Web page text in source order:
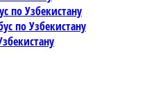
по Узбекистану
по Узбекистану